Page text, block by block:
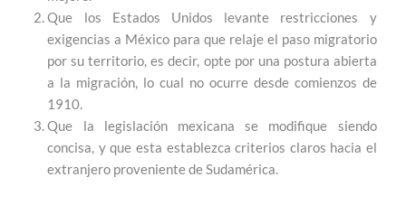
Que los Estados Unidos levante restricciones y
exigencias a México para que relaje el paso migratorio
por su territorio, es decir, opte por una postura abierta
a la migración, lo cual no ocurre desde comienzos de
1910.
Que la legislación mexicana se modifique siendo
concisa, y que esta establezca criterios claros hacia el
extranjero proveniente de Sudamérica.